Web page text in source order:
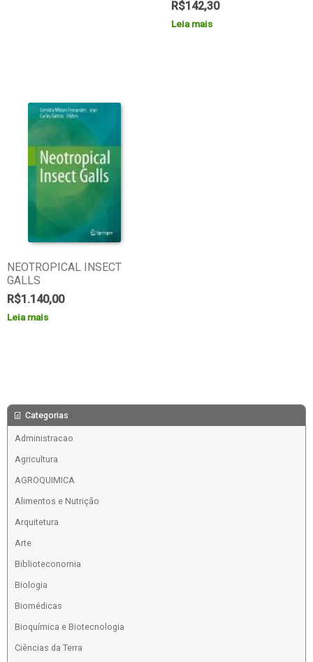
R$142,30
Leia mais
NEOTROPICAL INSECT
GALLS
R$1.140,00
Leia mais
Categorias
Administracao
Agricultura
AGROQUIMICA
Alimentos e Nutrição
Arquitetura
Arte
Biblioteconomia
Biologia
Biomédicas
Bioquímica e Biotecnologia
Ciências da Terra